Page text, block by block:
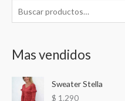
u
c
Mas vendidos
Sweater Stella
$ 1.290